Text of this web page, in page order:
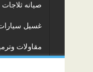
صيانه
غسيل
مقاولات